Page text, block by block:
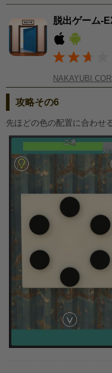
脱出ゲーム-
NAKAYUBI
攻略その6
先ほどの色の配置に合わせる